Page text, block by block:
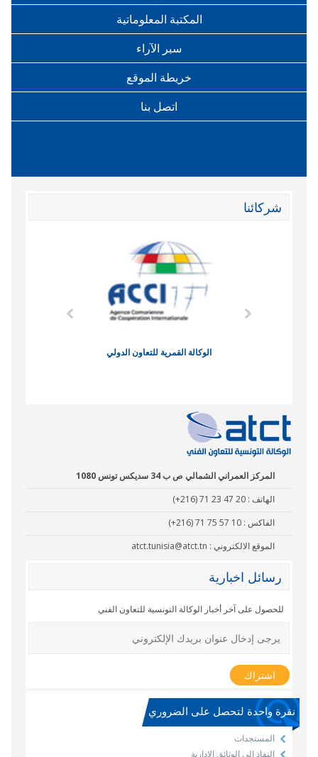
المكتبة المعلوماتية
سبر الآراء
خريطة الموقع
اتصل بنا
شركائنا
الوكالة القمرية للتعاون الدولي
المركز العمراني الشمالي ص ب 34 سديكس تونس 1080
الهاتف : (+216) 71 23 47 20
الفاكس : (+216) 71 75 57 10
الموقع الالكتروني : atct.tunisia@atct.tn
رسائل اخبارية
للحصول على آخر أخبار الوكالة التونسية للتعاون الفني
نقرة واحدة لتحصل على الضروري
المستجدات
النفاذ إلى الوثائق الإدارية